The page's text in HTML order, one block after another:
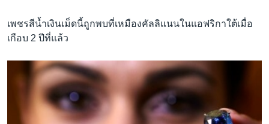
เพชรสีน้ำเงินเม็ดนี้ถูกพบที่เหมืองคัลลิแนนในแอฟริกาใต้เมื่อ
เกือบ 2 ปีที่แล้ว